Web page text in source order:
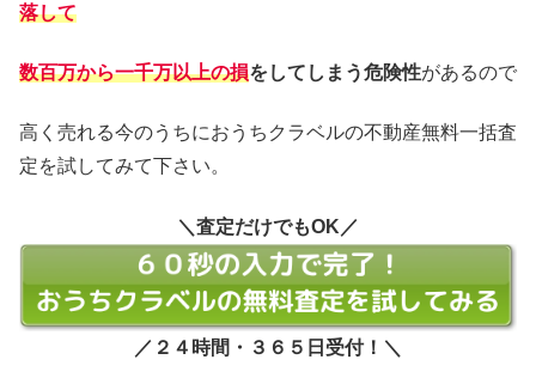
落して
数百万から一千万以上の損をしてしまう危険性があるので
高く売れる今のうちにおうちクラベルの不動産無料一括査
定を試してみて下さい。
＼査定だけでもOK／
／２４時間・３６５日受付！＼